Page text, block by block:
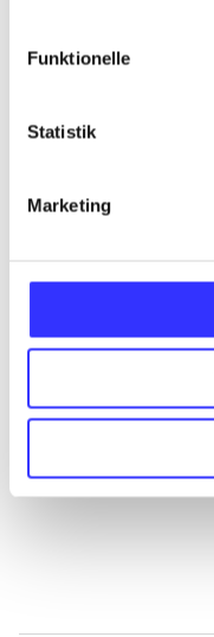
Funktionelle
Statistik
Marketing
...
...